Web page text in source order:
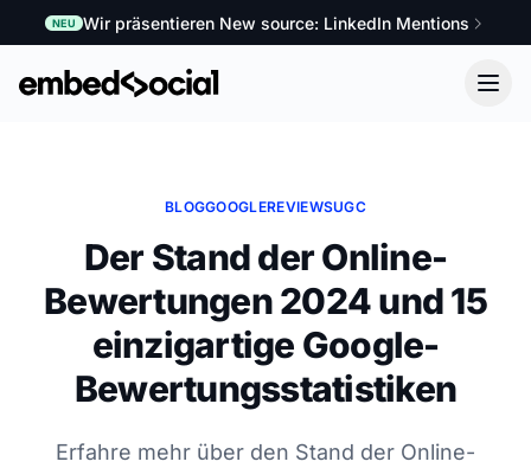
NEU Wir präsentieren New source: LinkedIn Mentions
BLOGGOOGLEREVIEWSUGC
Der Stand der Online-
Bewertungen 2024 und 15
einzigartige Google-
Bewertungsstatistiken
Erfahre mehr über den Stand der Online-